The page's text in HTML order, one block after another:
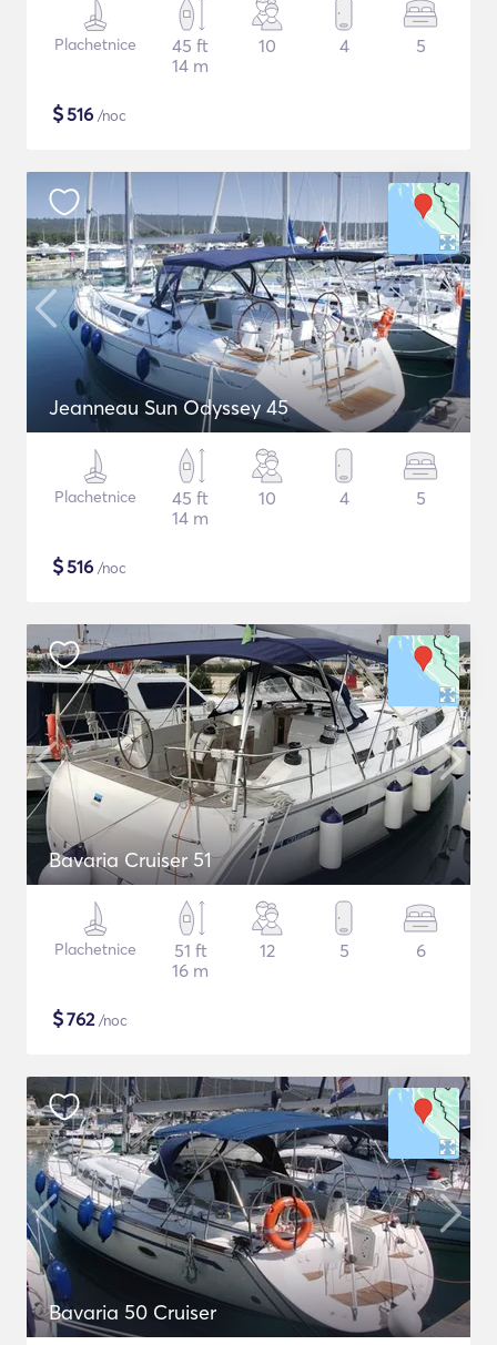
Plachetnice
45 ft
14 m
10 4 5
$516 /noc
Jeanneau Sun Odyssey 45
Plachetnice
45 ft
14 m
10 4 5
$516 /noc
Bavaria Cruiser 51
Plachetnice
51 ft
16 m
12 5 6
$762/noc
Bavaria 50 Cruiser